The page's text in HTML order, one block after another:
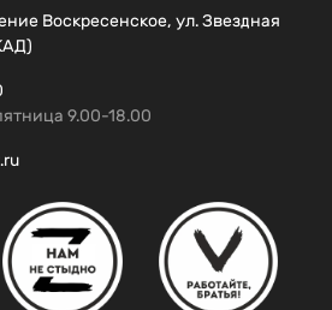
Воскресенское, ул. Звездная
9.00-18.00